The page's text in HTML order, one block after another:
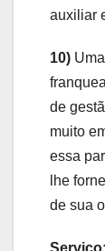
auxiliar
10)
de
muito
essa
lhe
de sua
Serviço: